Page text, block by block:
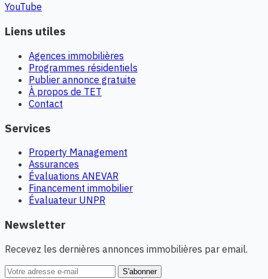
YouTube
Liens utiles
Agences immobilières
Programmes résidentiels
Publier annonce gratuite
À propos de TET
Contact
Services
Property Management
Assurances
Évaluations ANEVAR
Financement immobilier
Évaluateur UNPR
Newsletter
Recevez les dernières annonces immobilières par email.
S'abonner